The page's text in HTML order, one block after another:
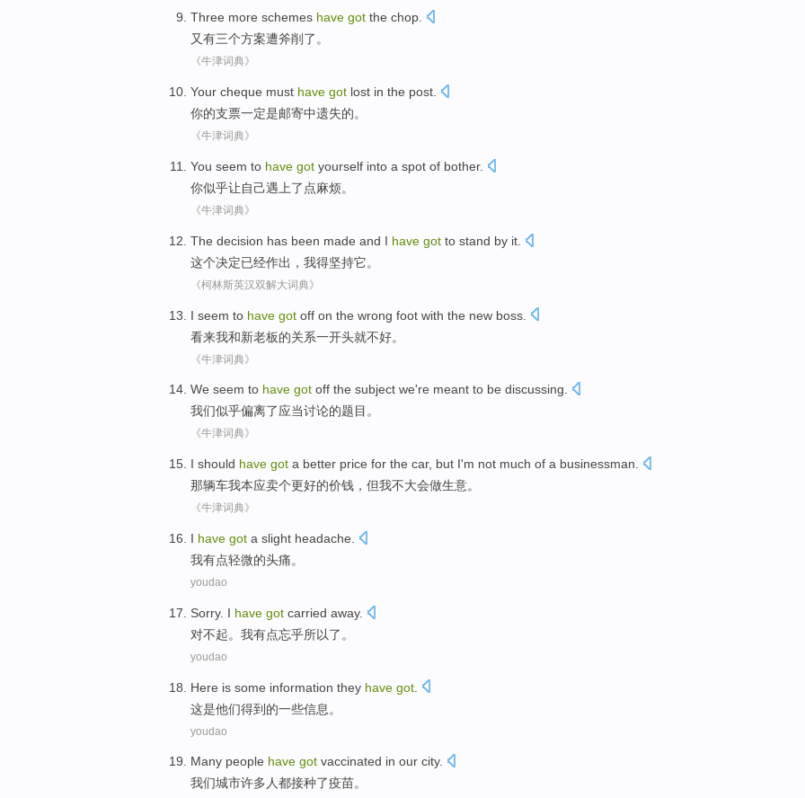
Three more schemes have got the chop.
又有三个方案遭斧削 了。
《牛津词典》
Your cheque must have got lost in the post
你的支票一定是邮寄中遗失的。
《牛津词典》
You seem to have got yourself into a spot of bother.
你似乎让自己遇上了点麻烦。
《牛津词典》
The decision has been made and I have got to stand by it
这个决定已经作出 ， 我得坚持它。
《柯林斯英汉双解大词典》
I seem to have got off on the wrong foot with the new boss
看来我和新老板的关系一开头就不好。
《牛津词典》
We seem to have got off the subject we're meant to be discussing.
我们似乎偏离了应当讨论的题目 。
《牛津词典》
I should have got a better price for the car, but I'm not much of a businessman
那辆车我本应卖个更好的价钱 ， 但我不大会做生意。
《牛津词典》
I have got a slight headache
我有点轻微的头痛。
youdao
Sorry. I have got carried away.
对不起。 我有点忘乎所以了。
youdao
Here is some information they have got
这是他们得到的一些信息。
youdao
Many people have got vaccinated in our city.
我们城市许多人都接种了疫苗。